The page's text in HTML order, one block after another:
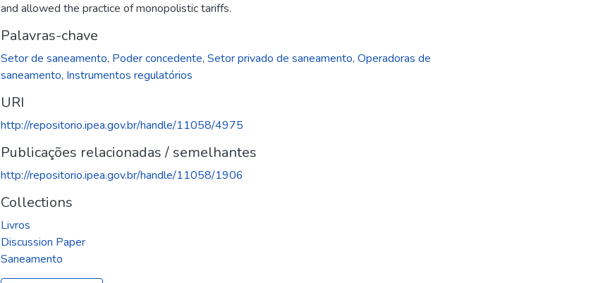
and allowed the practice of monopolistic tariffs.
Palavras-chave
Setor de saneamento, Poder concedente, Setor privado de saneamento, Operadoras de
saneamento, Instrumentos regulatórios
URI
http://repositorio.ipea.gov.br/handle/11058/4975
Publicações relacionadas / semelhantes
http://repositorio.ipea.gov.br/handle/11058/1906
Collections
Livros
Discussion Paper
Saneamento